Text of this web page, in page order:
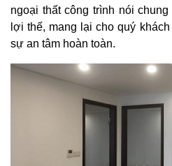
ngoại thất công trình nói
lợi thế, mang lại cho quý
sự an tâm hoàn toàn.